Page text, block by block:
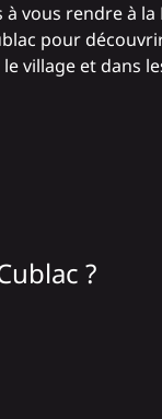
vous rendre à la
pour
village et dans
?